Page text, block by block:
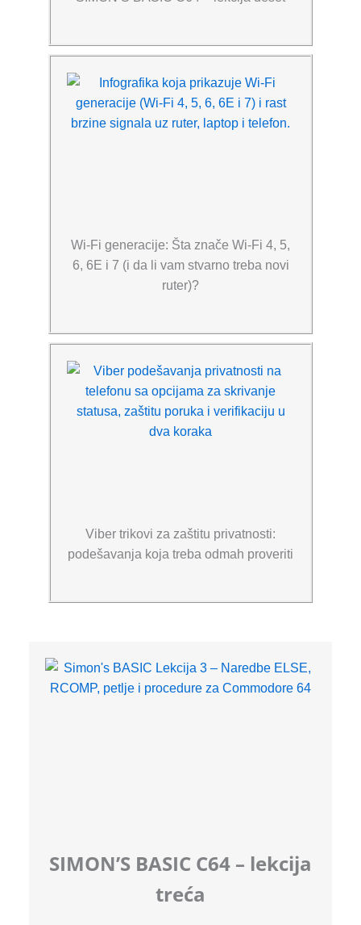
Wi-Fi generacije: Šta znače Wi-Fi 4, 5,
6, 6E i 7 (i da li vam stvarno treba novi
ruter)?
Viber trikovi za zaštitu privatnosti:
podešavanja koja treba odmah proveriti
SIMON’S BASIC C64 – lekcija
treća